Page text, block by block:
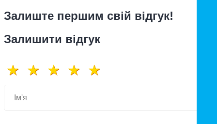
Залиште першим свій відгук!
Залишити відгук